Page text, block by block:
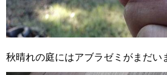
秋晴れの庭にはアブラゼミがまだい